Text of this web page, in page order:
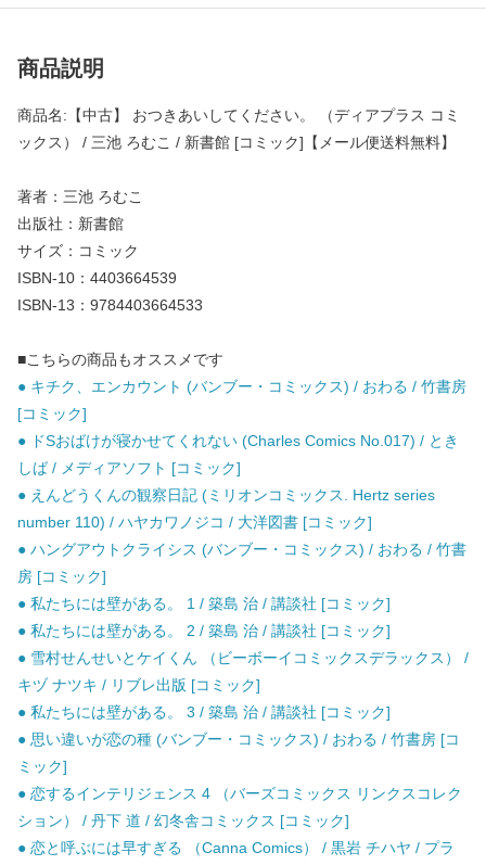
商品説明
商品名:【中古】 おつきあいしてください。 （ディアプラス コミ
ックス） / 三池 ろむこ / 新書館 [コミック]【メール便送料無料】
著者：三池 ろむこ
出版社：新書館
サイズ：コミック
ISBN-10：4403664539
ISBN-13：9784403664533
■こちらの商品もオススメです
● キチク、エンカウント (バンブー・コミックス) / おわる / 竹書房
[コミック]
● ドSおばけが寝かせてくれない (Charles Comics No.017) / とき
しば / メディアソフト [コミック]
● えんどうくんの観察日記 (ミリオンコミックス. Hertz series
number 110) / ハヤカワノジコ / 大洋図書 [コミック]
● ハングアウトクライシス (バンブー・コミックス) / おわる / 竹書
房 [コミック]
● 私たちには壁がある。 1 / 築島 治 / 講談社 [コミック]
● 私たちには壁がある。 2 / 築島 治 / 講談社 [コミック]
● 雪村せんせいとケイくん （ビーボーイコミックスデラックス） /
キヅ ナツキ / リブレ出版 [コミック]
● 私たちには壁がある。 3 / 築島 治 / 講談社 [コミック]
● 思い違いが恋の種 (バンブー・コミックス) / おわる / 竹書房 [コ
ミック]
● 恋するインテリジェンス 4 （バーズコミックス リンクスコレク
ション） / 丹下 道 / 幻冬舎コミックス [コミック]
● 恋と呼ぶには早すぎる （Canna Comics） / 黒岩 チハヤ / プラ